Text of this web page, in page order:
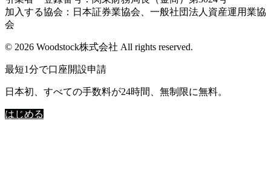
加入する協会：日本証券業協会、一般社団法人資産運用業協
会
© 2026 Woodstock株式会社 All rights reserved.
最短1分で口座開設申請
日本初、すべての手数料が24時間、無制限に無料。
はじめる